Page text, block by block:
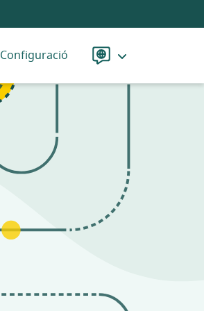
Configuració
Idioma